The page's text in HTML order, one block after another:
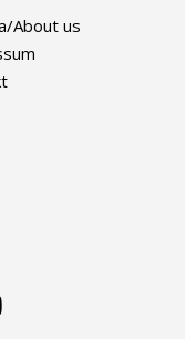
About us